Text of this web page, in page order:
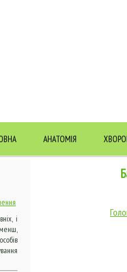
АНАТОМІЯ
і